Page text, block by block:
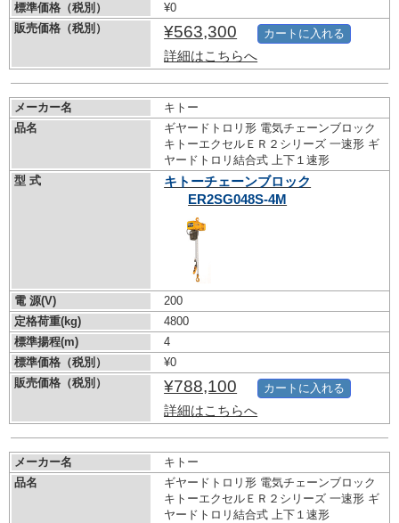
標準価格（税別）
¥0
販売価格（税別）
¥563,300
詳細はこちらへ
カートに入れる
メーカー名
キトー
品名
ギヤードトロリ形 電気チェーンブロック
キトーエクセルＥＲ２シリーズ 一速形 ギ
ヤードトロリ結合式 上下１速形
型 式
キトーチェーンブロック
ER2SG048S-4M
電 源(V)
200
定格荷重(kg)
4800
標準揚程(m)
4
標準価格（税別）
¥0
販売価格（税別）
¥788,100
詳細はこちらへ
カートに入れる
メーカー名
キトー
品名
ギヤードトロリ形 電気チェーンブロック
キトーエクセルＥＲ２シリーズ 一速形 ギ
ヤードトロリ結合式 上下１速形